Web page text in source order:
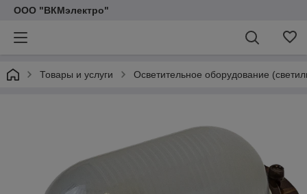
ООО "ВКМэлектро"
Товары и услуги Осветительное оборудование